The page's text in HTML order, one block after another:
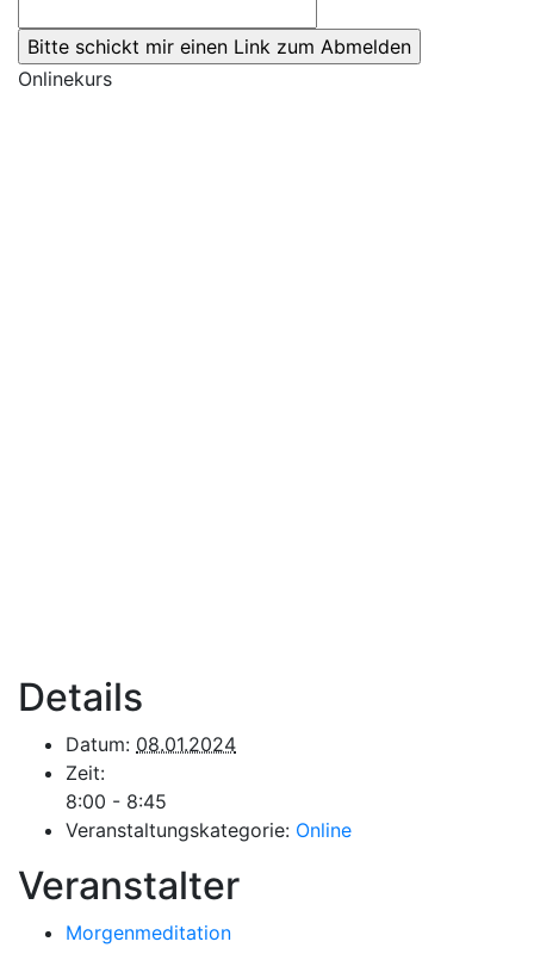
Onlinekurs
Details
Datum: 08.01.2024
Zeit:
8:00 - 8:45
Veranstaltungskategorie: Online
Veranstalter
Morgenmeditation